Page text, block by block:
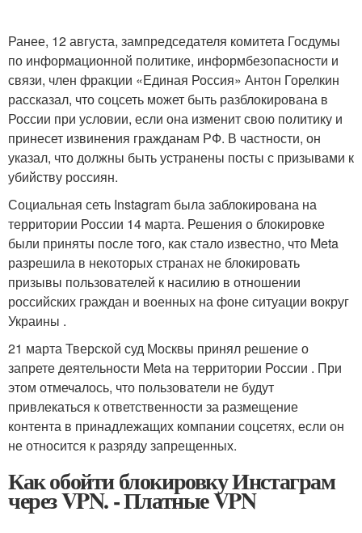
Ранее, 12 августа, зампредседателя комитета Госдумы
по информационной политике, информбезопасности и
связи, член фракции «Единая Россия» Антон Горелкин
рассказал, что соцсеть может быть разблокирована в
России при условии, если она изменит свою политику и
принесет извинения гражданам РФ. В частности, он
указал, что должны быть устранены посты с призывами к
убийству россиян.
Социальная сеть Instagram была заблокирована на
территории России 14 марта. Решения о блокировке
были приняты после того, как стало известно, что Meta
разрешила в некоторых странах не блокировать
призывы пользователей к насилию в отношении
российских граждан и военных на фоне ситуации вокруг
Украины .
21 марта Тверской суд Москвы принял решение о
запрете деятельности Meta на территории России . При
этом отмечалось, что пользователи не будут
привлекаться к ответственности за размещение
контента в принадлежащих компании соцсетях, если он
не относится к разряду запрещенных.
Как обойти блокировку Инстаграм
через VPN. - Платные VPN